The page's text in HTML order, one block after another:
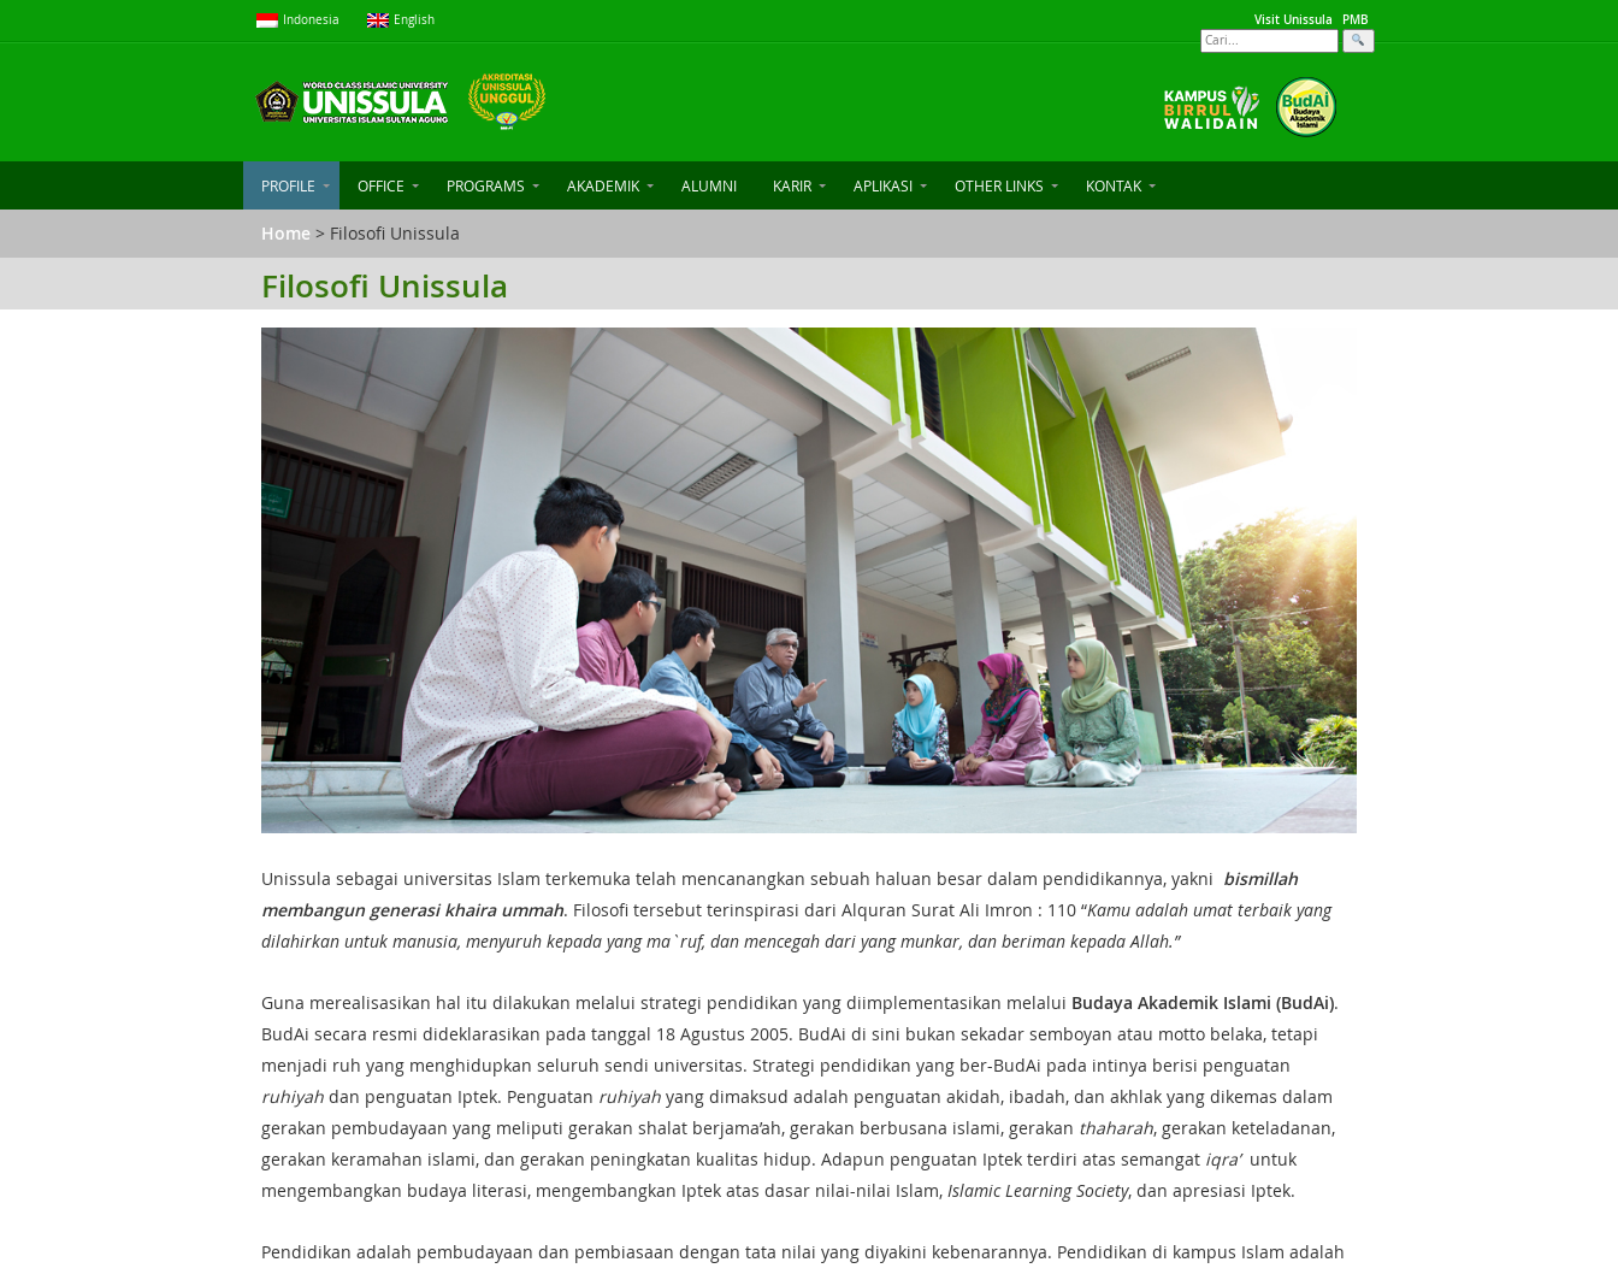
Indonesia English Visit Unissula PMB
PROFILE OFFICE PROGRAMS AKADEMIK ALUMNI KARIR APLIKASI OTHER LINKS KONTAK
Home > Filosofi Unissula
Filosofi Unissula
Unissula sebagai universitas Islam terkemuka telah mencanangkan sebuah haluan besar dalam pendidikannya, yakni bismillah
membangun generasi khaira ummah. Filosofi tersebut terinspirasi dari Alquran Surat Ali Imron : 110 “Kamu adalah umat terbaik yang
dilahirkan untuk manusia, menyuruh kepada yang ma`ruf, dan mencegah dari yang munkar, dan beriman kepada Allah.”
Guna merealisasikan hal itu dilakukan melalui strategi pendidikan yang diimplementasikan melalui Budaya Akademik Islami (BudAi).
BudAi secara resmi dideklarasikan pada tanggal 18 Agustus 2005. BudAi di sini bukan sekadar semboyan atau motto belaka, tetapi
menjadi ruh yang menghidupkan seluruh sendi universitas. Strategi pendidikan yang ber-BudAi pada intinya berisi penguatan
ruhiyah dan penguatan Iptek. Penguatan ruhiyah yang dimaksud adalah penguatan akidah, ibadah, dan akhlak yang dikemas dalam
gerakan pembudayaan yang meliputi gerakan shalat berjama’ah, gerakan berbusana islami, gerakan thaharah, gerakan keteladanan,
gerakan keramahan islami, dan gerakan peningkatan kualitas hidup. Adapun penguatan Iptek terdiri atas semangat iqra’ untuk
mengembangkan budaya literasi, mengembangkan Iptek atas dasar nilai-nilai Islam, Islamic Learning Society, dan apresiasi Iptek.
Pendidikan adalah pembudayaan dan pembiasaan dengan tata nilai yang diyakini kebenarannya. Pendidikan di kampus Islam adalah